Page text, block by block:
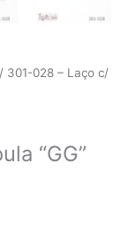
/ 301-028 – Laço c/
“GG”